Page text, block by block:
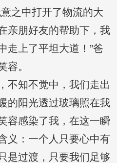
之中打开了物流的大
亲朋好友的帮助下，我
走上了平坦大道！”爸
容。
知不觉中，我们走出
的阳光透过玻璃照在我
容感染了我，在这一瞬
义：一个人只要心中有
是过渡，只要我们足够